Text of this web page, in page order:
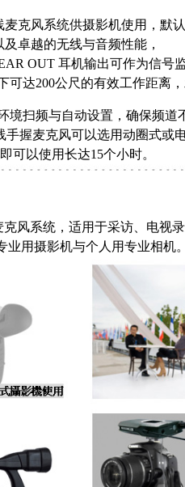
克风系统供摄影机使用，默
卓越的无线与音频性能，
OUT 耳机输出可作为信号监
可达200公尺的有效工作距离
扫频与自动设置，确保频道
手握麦克风可以选用动圈式或
可以使用长达15个小时。
风系统，适用于采访、电视
用摄影机与个人用专业相机。